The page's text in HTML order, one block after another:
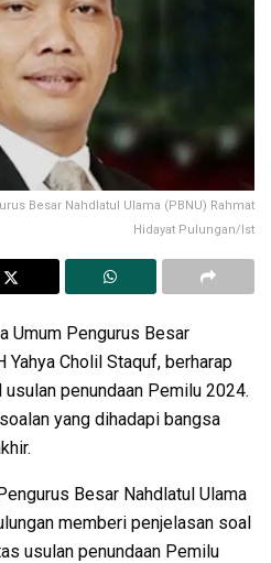
Besar Nahdlatul Ulama (PBNU) Rahmat
Hidayat Pulungan/Ist
Umum Pengurus Besar
Yahya Cholil Staquf, berharap
penundaan Pemilu 2024.
yang dihadapi bangsa
Besar Nahdlatul Ulama
memberi penjelasan soal
usulan penundaan Pemilu